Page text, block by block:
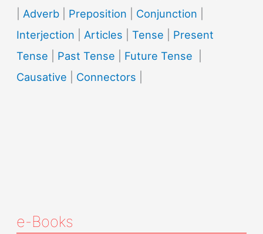
Adverb Preposition Conjunction
Interjection
Articles |Tense
Present
Tense
Past Tense Future Tense
Causative
Connectors
e-Books